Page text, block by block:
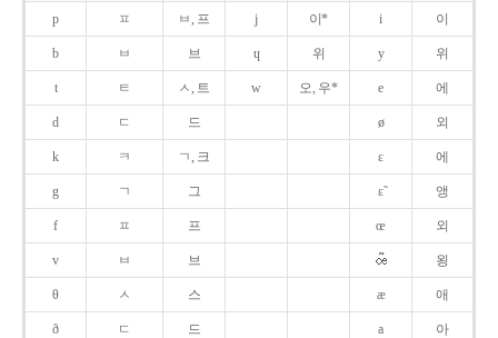
p ㅍ ㅂ, 프 j 이* i 이
b ㅂ 브 ɥ 위 y 위
t ㅌ ㅅ, 트 w 오, 우* e 에
d ㄷ 드 ø 외
k ㅋ ㄱ, 크 ɛ 에
g ㄱ 그 ɛ̃ 앵
f ㅍ 프 œ 외
v ㅂ 브 욍
θ ㅅ 스 æ 애
ð ㄷ 드 a 아